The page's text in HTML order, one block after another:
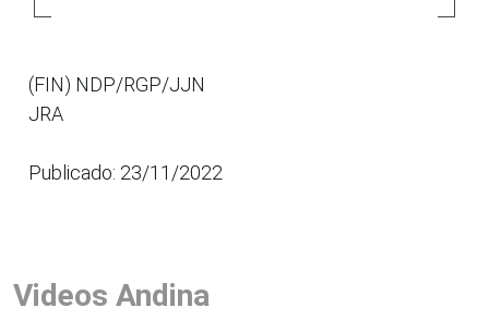
(FIN) NDP/RGP/JJN
JRA
Publicado: 23/11/2022
Videos Andina